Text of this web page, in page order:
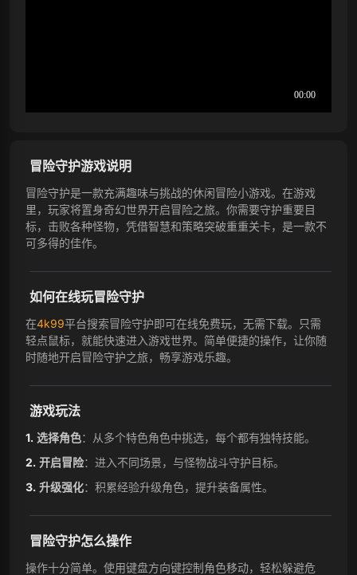
冒险守护游戏说明
冒险守护是一款充满趣味与挑战的休闲冒险小游戏。在游戏
里，玩家将置身奇幻世界开启冒险之旅。你需要守护重要目
标，击败各种怪物，凭借智慧和策略突破重重关卡，是一款不
可多得的佳作。
如何在线玩冒险守护
在4k99平台搜索冒险守护即可在线免费玩，无需下载。只需
轻点鼠标，就能快速进入游戏世界。简单便捷的操作，让你随
时随地开启冒险守护之旅，畅享游戏乐趣。
游戏玩法
选择角色：从多个特色角色中挑选，每个都有独特技能。
开启冒险：进入不同场景，与怪物战斗守护目标。
升级强化：积累经验升级角色，提升装备属性。
冒险守护怎么操作
操作十分简单。使用键盘方向键控制角色移动，轻松躲避危